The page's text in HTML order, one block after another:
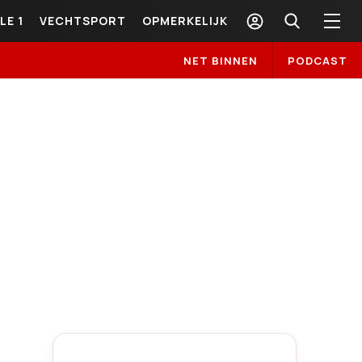
1 VECHTSPORT OPMERKELIJK
NET BINNEN PODCAST